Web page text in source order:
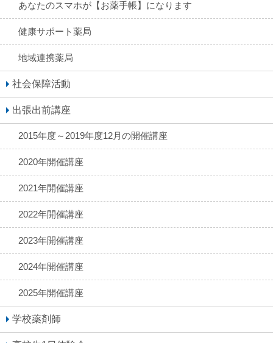
あなたのスマホが【お薬手帳】になります
健康サポート薬局
地域連携薬局
社会保障活動
出張出前講座
2015年度～2019年度12月の開催講座
2020年開催講座
2021年開催講座
2022年開催講座
2023年開催講座
2024年開催講座
2025年開催講座
学校薬剤師